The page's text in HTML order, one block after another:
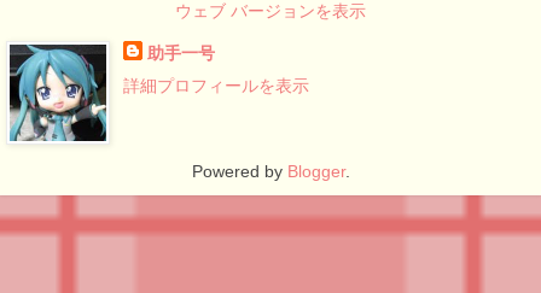
ウェブ バージョンを表示
助手一号
詳細プロフィールを表示
Powered by Blogger.